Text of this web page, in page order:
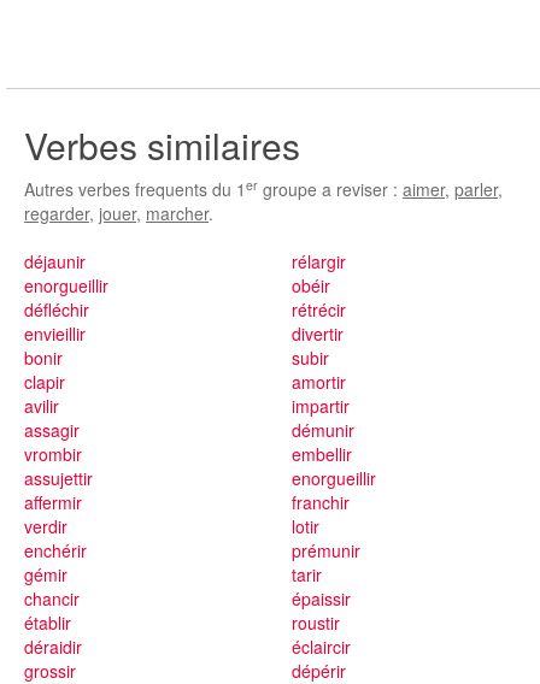
Verbes similaires
Autres verbes frequents du 1 er groupe a reviser : aimer, parler,
regarder, jouer, marcher.
déjaunir
enorgueillir
défléchir
envieillir
bonir
clapir
avilir
assagir
vrombir
rélargir
obéir
rétrécir
divertir
subir
amortir
impartir
démunir
embellir
assujettir
affermir
verdir
enchérir
gémir
chancir
établir
déraidir
grossir
enorgueillir
franchir
lotir
prémunir
tarir
épaissir
roustir
éclaircir
dépérir